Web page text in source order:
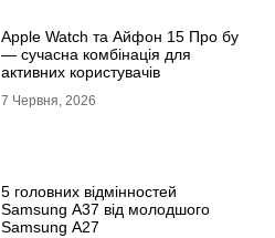
Apple Watch та Айфон 15 Про бу
— сучасна комбінація для
активних користувачів
7 Червня, 2026
5 головних відмінностей
Samsung A37 від молодшого
Samsung A27